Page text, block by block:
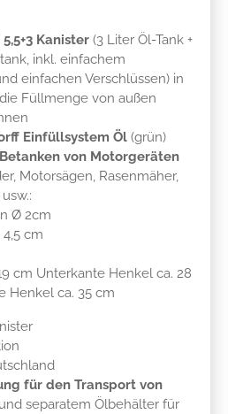
Kanister (3 Liter Öl-Tank +
inkl. einfachem
einfachen Verschlüssen) in
Füllmenge von außen
Einfüllsystem Öl (grün)
von Motorgeräten
Motorsägen, Rasenmäher,
Ø 2cm
cm
cm Unterkante Henkel ca. 28
Henkel ca. 35 cm
für den Transport von
und separatem Ölbehälter für